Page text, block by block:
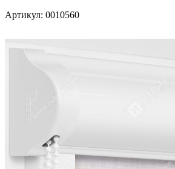
Артикул: 0010560